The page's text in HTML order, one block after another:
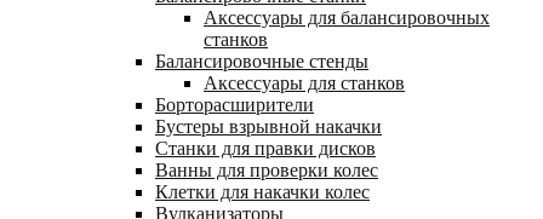
Аксессуары для балансировочных
станков
Балансировочные стенды
Аксессуары для станков
Борторасширители
Бустеры взрывной накачки
Станки для правки дисков
Ванны для проверки колес
Клетки для накачки колес
Вулканизаторы